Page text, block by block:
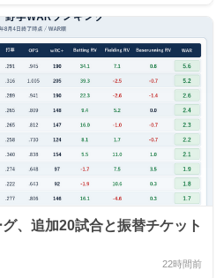
、追加20試合と振替チケット
22時間前